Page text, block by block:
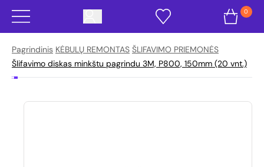
0
Pagrindinis KĖBULŲ REMONTAS ŠLIFAVIMO PRIEMONĖS
Šlifavimo diskas minkštu pagrindu 3M, P800, 150mm (20 vnt.)